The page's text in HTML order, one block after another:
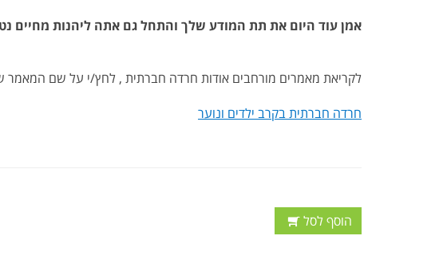
אמן עוד היום את תת המודע שלך והתחל גם אתה ליהנות מחיים
לקריאת מאמרים מורחבים אודות חרדה חברתית , לחץ/י על שם המאמר
חרדה חברתית בקרב ילדים ונוער
הוסף לסל